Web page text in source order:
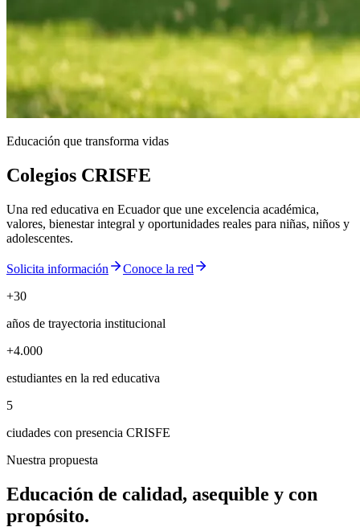
Educación que transforma vidas
Colegios CRISFE
Una red educativa en Ecuador que une excelencia académica,
valores, bienestar integral y oportunidades reales para niñas, niños y
adolescentes.
Solicita información
Conoce la red
+30
años de trayectoria institucional
+4.000
estudiantes en la red educativa
5
ciudades con presencia CRISFE
Nuestra propuesta
Educación de calidad, asequible y con
propósito.